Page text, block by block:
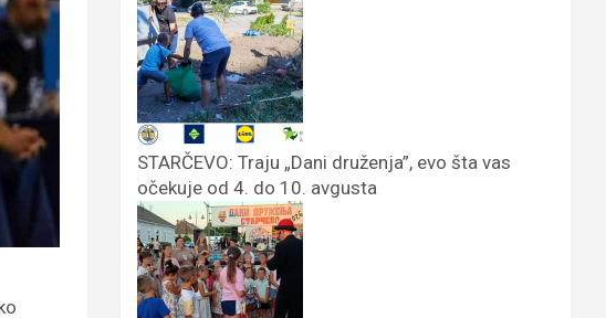
STARČEVO: Traju „Dani druženja”, evo šta vas
očekuje od 4. do 10. avgusta